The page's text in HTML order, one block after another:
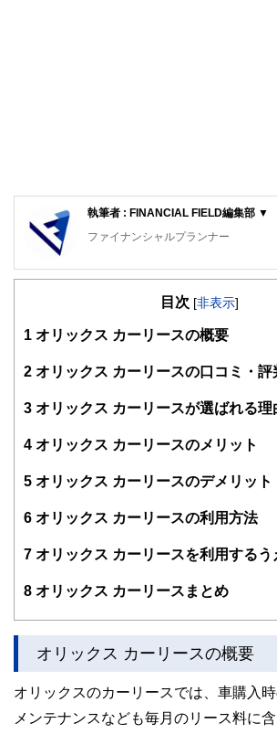
執筆者 : FINANCIAL FIELD編集部 ▼
ファイナンシャルプランナー
FinancialField編集部は、金融、経済
知識がない方でも理解できるようわか
得者を中心に「お金や暮らし」に関す
験者で構成され、企画立案から記事掲
護士、税理士、宅地建物取引士、相続
士、行政書士、投資アナリスト、キャ
かしく感じられる年金や税金、相続、
をわかりやすく発信している点です。
このように編集経験豊富なメンバーと
やすさはもちろんのこと、読み応えの
コンシェルジュを目指します。
目次 [非表示]
1 オリックス カーリースの概要
2 オリックス カーリースの口コミ・評
3 オリックス カーリースが選ばれる理
4 オリックス カーリースのメリット
5 オリックス カーリースのデメリット
6 オリックス カーリースの利用方法
7 オリックス カーリースを利用するう
8 オリックス カーリースまとめ
オリックス カーリースの概要
オリックスのカーリースでは、車購入時
メンテナンスなども毎月のリース料に